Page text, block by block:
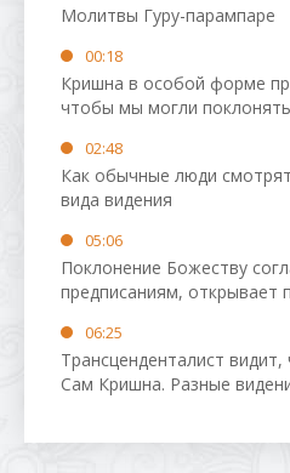
Молитвы Гуру-парампаре
00:18
Кришна в особой форме
чтобы мы могли
02:48
Как обычные люди
вида видения
05:06
Поклонение Божеству
предписаниям, открывает
06:25
Трансценденталист
Сам Кришна. Разные